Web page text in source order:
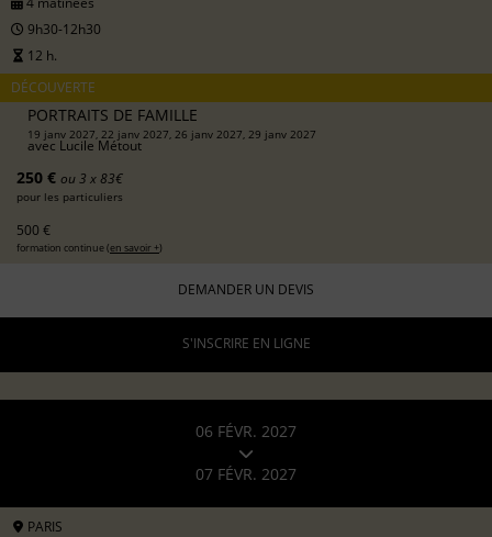
9h30-12h30
12 h.
DÉCOUVERTE
PORTRAITS DE FAMILLE
19 janv 2027, 22 janv 2027, 26 janv 2027, 29 janv 2027
avec Lucile Métout
250 € ou 3 x 83€
pour les particuliers
500 €
formation continue (en savoir +)
DEMANDER UN DEVIS
S'INSCRIRE EN LIGNE
06 FÉVR. 2027
07 FÉVR. 2027
PARIS